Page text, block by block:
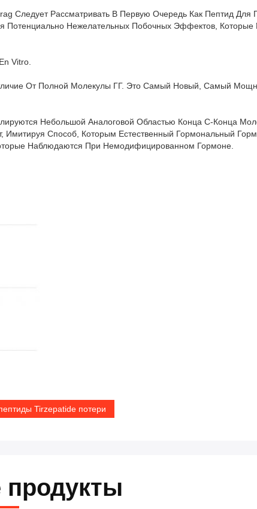
Следует Рассматривать В Первую Очередь Как Пептид Для
Нежелательных Побочных Эффектов, Которые
Vitro.
От Полной Молекулы ГГ. Это Самый Новый, Самый
Небольшой Аналоговой Областью Конца С-Конца
Способ, Которым Естественный Гормональный
Наблюдаются При Немодифицированном Гормоне.
Tirzepatide потери